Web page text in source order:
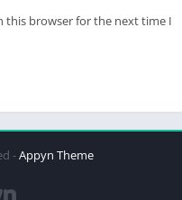
this browser for the next time I
-Appyn Theme